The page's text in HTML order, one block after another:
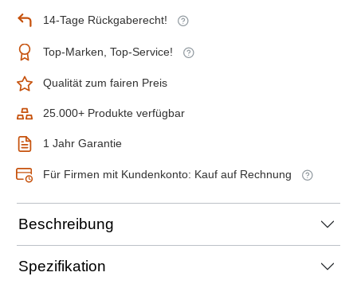
14-Tage Rückgaberecht!
Top-Marken, Top-Service!
Qualität zum fairen Preis
25.000+ Produkte verfügbar
1 Jahr Garantie
Für Firmen mit Kundenkonto: Kauf auf Rechnung
Beschreibung
Spezifikation